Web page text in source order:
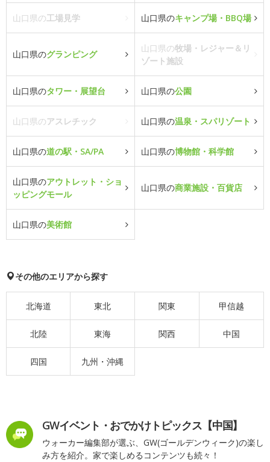
山口県の工場見学 山口県のキャンプ場・BBQ場
山口県のグランピング
山口県の牧場・レジャー＆リ
ゾート施設
山口県のタワー・展望台 山口県の公園
山口県のアスレチック 山口県の温泉・スパリゾート
山口県の道の駅・SA/PA 山口県の博物館・科学館
山口県のアウトレット・ショ
ッピングモール
山口県の商業施設・百貨店
山口県の美術館
その他のエリアから探す
北海道 東北 関東 甲信越
北陸 東海 関西 中国
四国 九州・沖縄
GWイベント・おでかけトピックス【中国】
ウォーカー編集部が選ぶ、GW(ゴールデンウィーク)の楽し
み方を紹介。家で楽しめるコンテンツも続々！